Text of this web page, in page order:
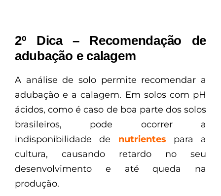
2º Dica – Recomendação de
adubação e calagem
A análise de solo permite recomendar a
adubação e a calagem. Em solos com pH
ácidos, como é caso de boa parte dos solos
brasileiros, pode ocorrer a
indisponibilidade de nutrientes para a
cultura, causando retardo no seu
desenvolvimento e até queda na
produção.